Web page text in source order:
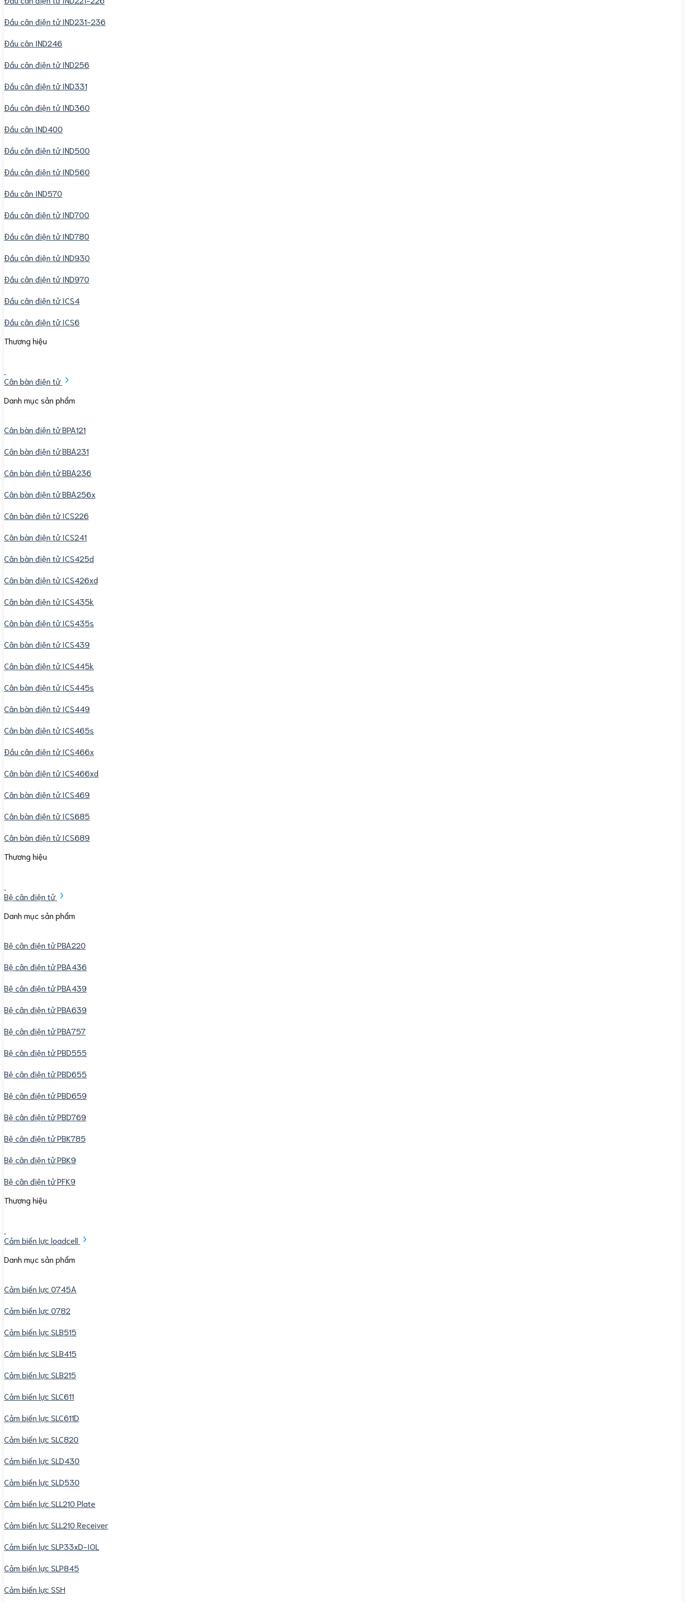
Đầu cân điện tử IND231-236
Đầu cân IND246
Đầu cân điện tử IND256
Đầu cân điện tử IND331
Đầu cân điện tử IND360
Đầu cân IND400
Đầu cân điện tử IND500
Đầu cân điện tử IND560
Đầu cân IND570
Đầu cân điện tử IND700
Đầu cân điện tử IND780
Đầu cân điện tử IND930
Đầu cân điện tử IND970
Đầu cân điện tử ICS4
Đầu cân điện tử ICS6
Thương hiệu
Cân bàn điện tử
Danh mục sản phẩm
Cân bàn điện tử BPA121
Cân bàn điện tử BBA231
Cân bàn điện tử BBA236
Cân bàn điện tử BBA256x
Cân bàn điện tử ICS226
Cân bàn điện tử ICS241
Cân bàn điện tử ICS425d
Cân bàn điện tử ICS426xd
Cân bàn điện tử ICS435k
Cân bàn điện tử ICS435s
Cân bàn điện tử ICS439
Cân bàn điện tử ICS445k
Cân bàn điện tử ICS445s
Cân bàn điện tử ICS449
Cân bàn điện tử ICS465s
Đầu cân điện tử ICS466x
Cân bàn điện tử ICS466xd
Cân bàn điện tử ICS469
Cân bàn điện tử ICS685
Cân bàn điện tử ICS689
Thương hiệu
Bệ cân điện tử
Danh mục sản phẩm
Bệ cân điện tử PBA220
Bệ cân điện tử PBA436
Bệ cân điện tử PBA439
Bệ cân điện tử PBA639
Bệ cân điện tử PBA757
Bệ cân điện tử PBD555
Bệ cân điện tử PBD655
Bệ cân điện tử PBD659
Bệ cân điện tử PBD769
Bệ cân điện tử PBK785
Bệ cân điện tử PBK9
Bệ cân điện tử PFK9
Thương hiệu
Cảm biến lực loadcell
Danh mục sản phẩm
Cảm biến lực 0745A
Cảm biến lực 0782
Cảm biến lực SLB515
Cảm biến lực SLB415
Cảm biến lực SLB215
Cảm biến lực SLC611
Cảm biến lực SLC611D
Cảm biến lực SLC820
Cảm biến lực SLD430
Cảm biến lực SLD530
Cảm biến lực SLL210 Plate
Cảm biến lực SLL210 Receiver
Cảm biến lực SLP33xD-IOL
Cảm biến lực SLP845
Cảm biến lực SSH